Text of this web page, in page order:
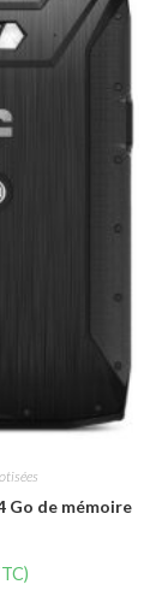
Go de mémoire